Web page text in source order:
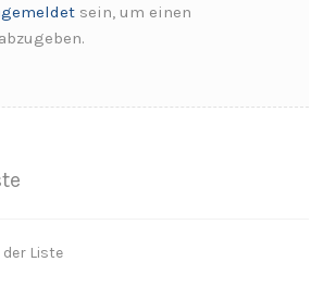
sein, um einen
Liste